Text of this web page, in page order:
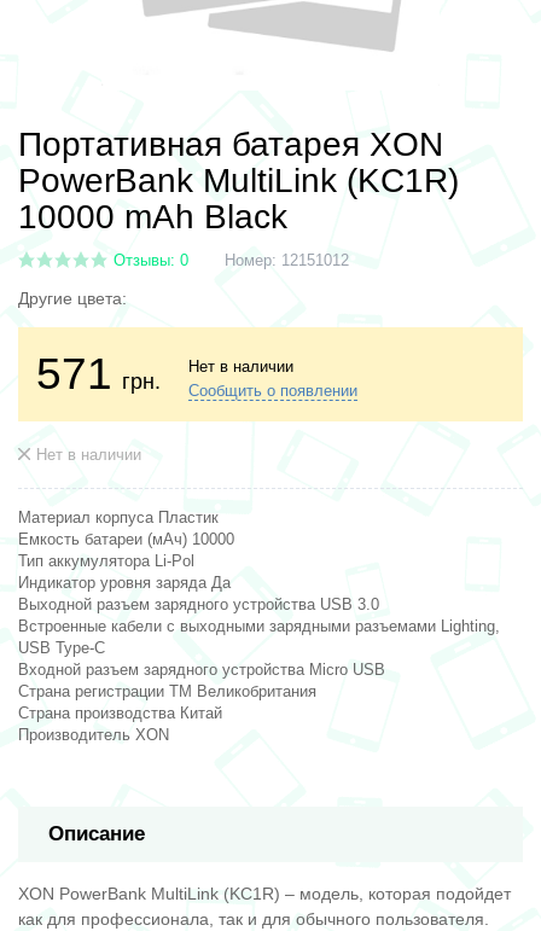
Портативная батарея XON
PowerBank MultiLink (KC1R)
10000 mAh Black
Отзывы: 0 Номер: 12151012
Другие цвета:
571 грн.
Нет в наличии
Сообщить о появлении
Нет в наличии
Материал корпуса Пластик
Емкость батареи (мАч) 10000
Тип аккумулятора Li-Pol
Индикатор уровня заряда Да
Выходной разъем зарядного устройства USB 3.0
Встроенные кабели с выходными зарядными разъемами Lighting,
USB Type-C
Входной разъем зарядного устройства Micro USB
Страна регистрации ТМ Великобритания
Страна производства Китай
Производитель XON
Описание
XON PowerBank MultiLink (KC1R) – модель, которая подойдет
как для профессионала, так и для обычного пользователя.